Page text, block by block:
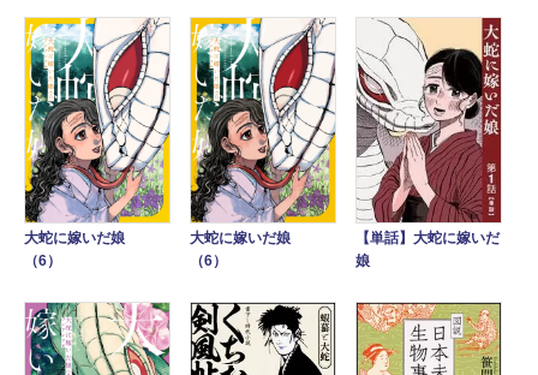
大蛇に嫁いだ娘
（6）
大蛇に嫁いだ娘
（6）
【単話】大蛇に嫁いだ
娘